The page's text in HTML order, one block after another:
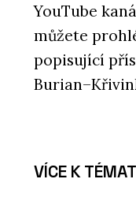
YouTube
můžete
popisující
VÍCE K